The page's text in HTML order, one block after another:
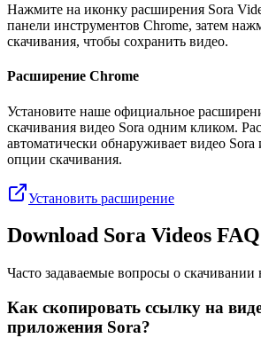
Нажмите на иконку расширения Sora
панели инструментов Chrome, затем
скачивания, чтобы сохранить видео.
Расширение Chrome
Установите наше официальное
скачивания видео Sora одним кликом.
автоматически обнаруживает видео Sora
опции скачивания.
Установить расширение
Download Sora Videos FAQ
Часто задаваемые вопросы о скачивании
Как скопировать ссылку на
приложения Sora?